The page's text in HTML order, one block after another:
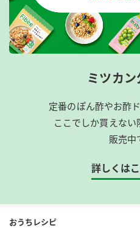
ミツカ
定番のぽん酢やお酢
ここでしか買えな
販売中
詳しくは
おうちレシピ